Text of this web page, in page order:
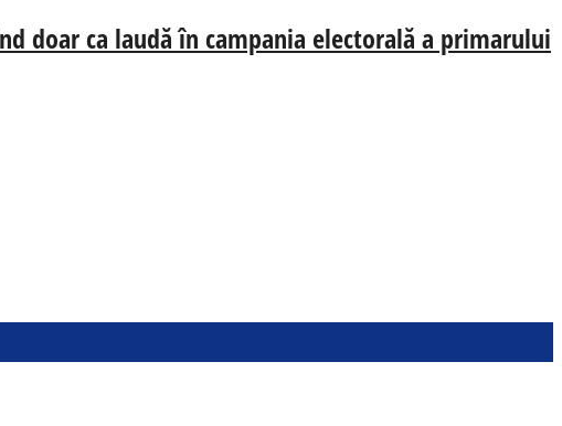
doar ca laudă în campania electorală a primarului